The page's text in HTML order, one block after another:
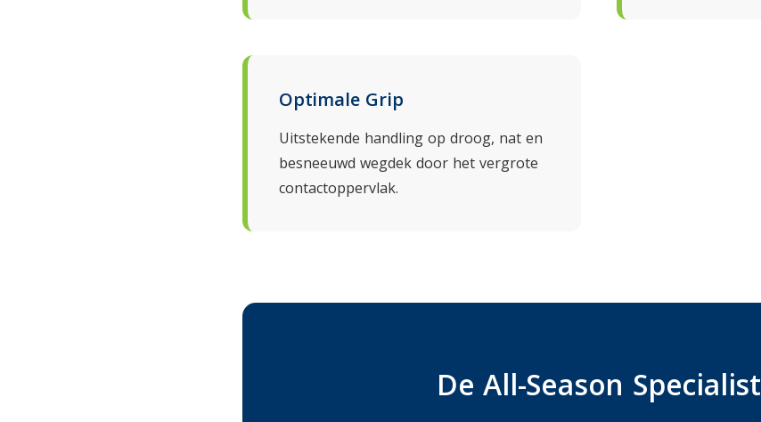
Optimale Grip
Uitstekende handling op droog, nat en
besneeuwd wegdek door het vergrote
contactoppervlak.
De All-Season Specialist